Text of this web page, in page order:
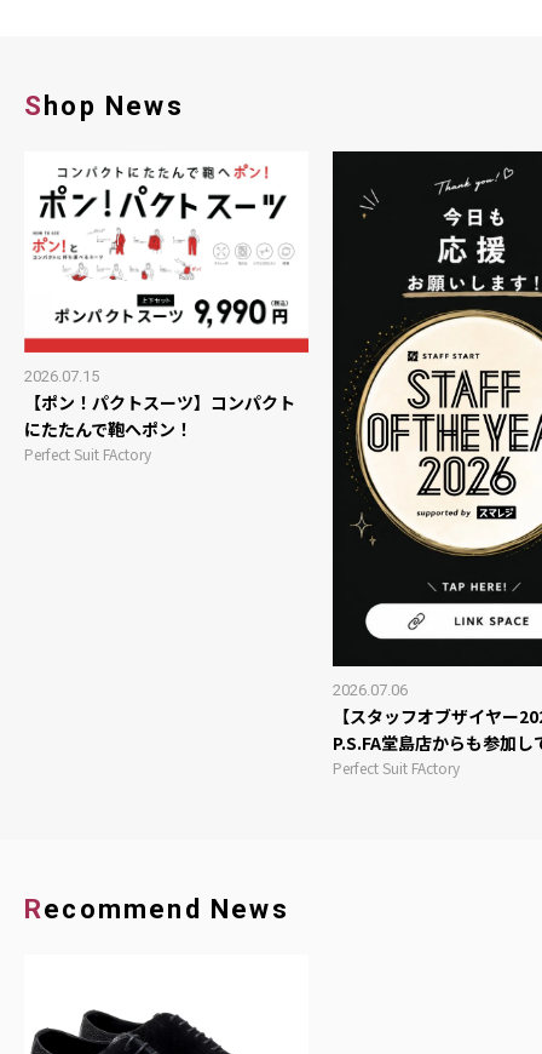
Shop News
2026.07.15
【ポン！パクトスーツ】コンパクト
にたたんで鞄へポン！
Perfect Suit FActory
2026.07.06
【スタッフオブザイヤー
P.S.FA堂島店からも参加し
Perfect Suit FActory
Recommend News